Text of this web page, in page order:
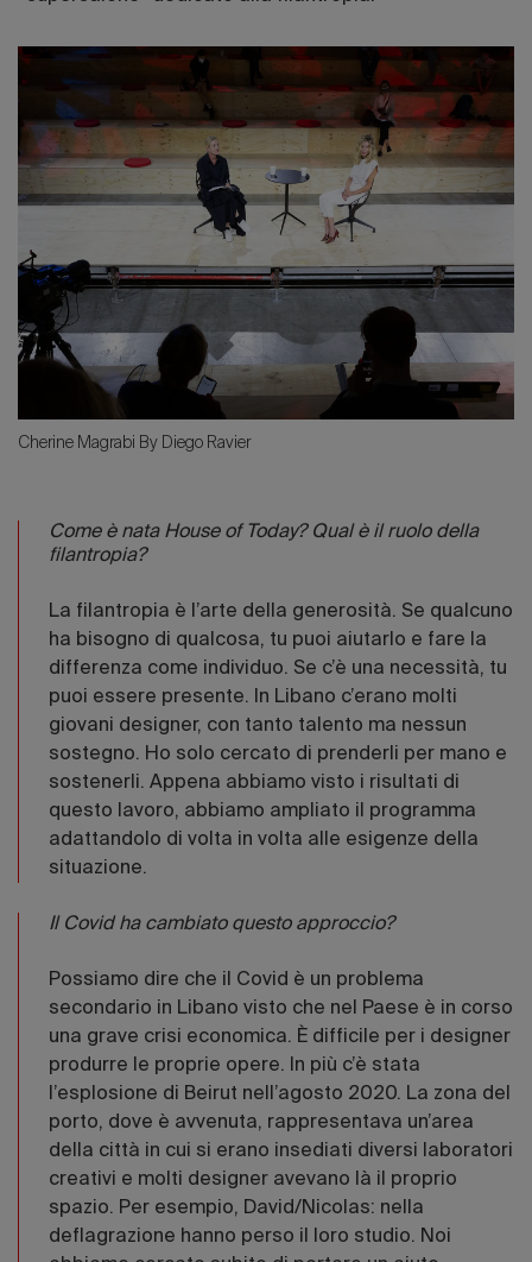
Cherine Magrabi By Diego Ravier
Come è nata House of Today? Qual è il ruolo della
filantropia?
La filantropia è l’arte della generosità. Se qualcuno
ha bisogno di qualcosa, tu puoi aiutarlo e fare la
differenza come individuo. Se c’è una necessità, tu
puoi essere presente. In Libano c’erano molti
giovani designer, con tanto talento ma nessun
sostegno. Ho solo cercato di prenderli per mano e
sostenerli. Appena abbiamo visto i risultati di
questo lavoro, abbiamo ampliato il programma
adattandolo di volta in volta alle esigenze della
situazione.
Il Covid ha cambiato questo approccio?
Possiamo dire che il Covid è un problema
secondario in Libano visto che nel Paese è in corso
una grave crisi economica. È difficile per i designer
produrre le proprie opere. In più c’è stata
l’esplosione di Beirut nell’agosto 2020. La zona del
porto, dove è avvenuta, rappresentava un’area
della città in cui si erano insediati diversi laboratori
creativi e molti designer avevano là il proprio
spazio. Per esempio, David/Nicolas: nella
deflagrazione hanno perso il loro studio. Noi